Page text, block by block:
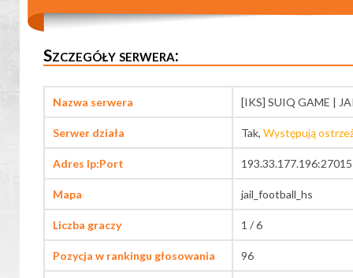
Szczegóły serwera:
Nazwa serwera [IKS] SUIQ GAME |
Serwer działa Tak, Występują
Adres Ip:Port 193.33.177.196:27015
Mapa jail_football_hs
Liczba graczy 1 / 6
Pozycja w rankingu głosowania 96